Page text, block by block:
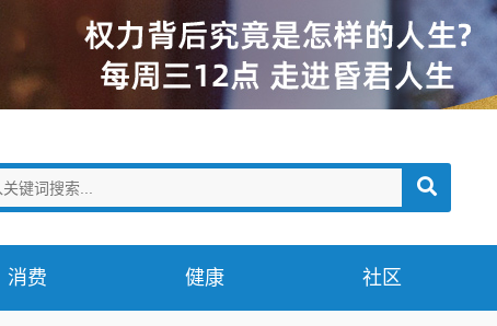
消费 健康 社区